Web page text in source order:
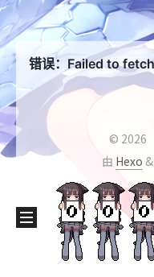
© 2026
由 Hexo &